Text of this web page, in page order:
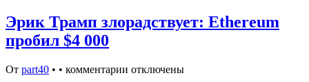
Эрик Трамп злорадствует: Ethereum
пробил $4 000
От part40 • • комментарии отключены